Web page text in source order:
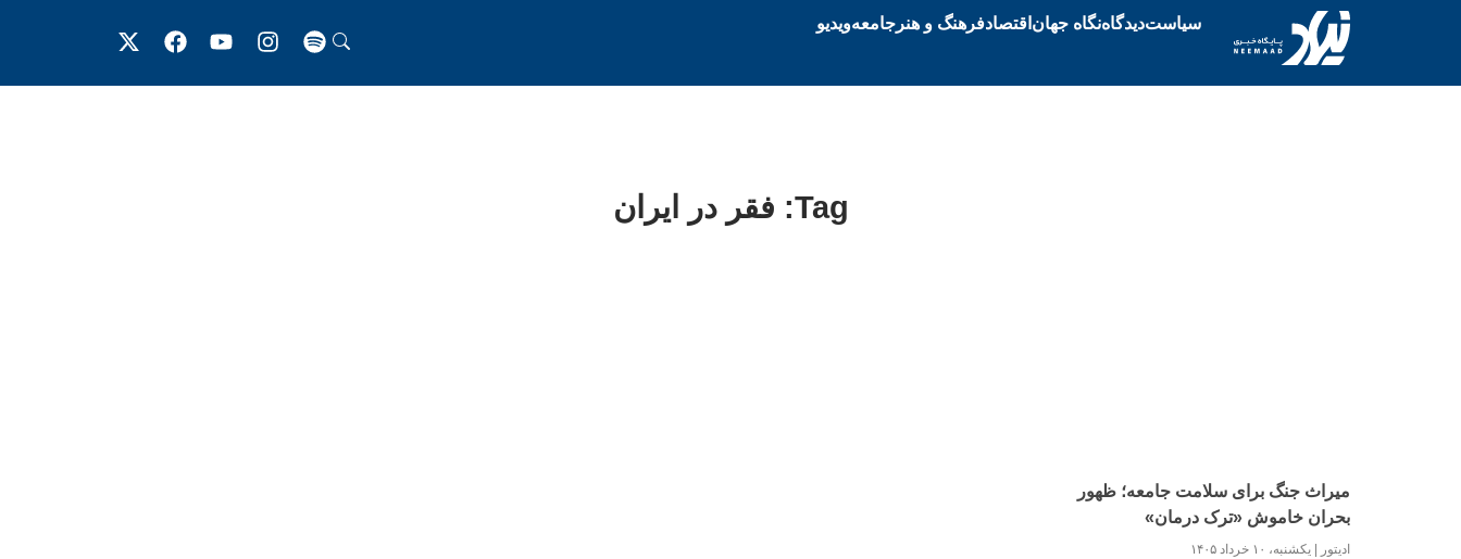
سیاستدیدگاهنگاه جهان اقتصادفرهنگ و هنر جامعهویدیو
Tag: فقر در ایران
میراث جنگ برای سلامت جامعه؛ ظهور
بحران خاموش «ترک درمان»
ادیتور یکشنبه، ۱۰ خرداد ۱۴۰۵